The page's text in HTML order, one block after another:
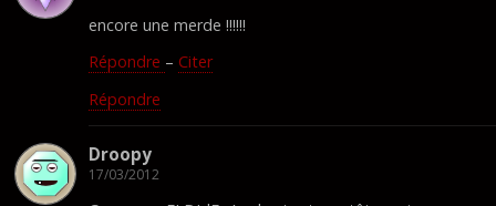
encore une merde !!!!!!
Répondre – Citer
Répondre
Droopy
17/03/2012